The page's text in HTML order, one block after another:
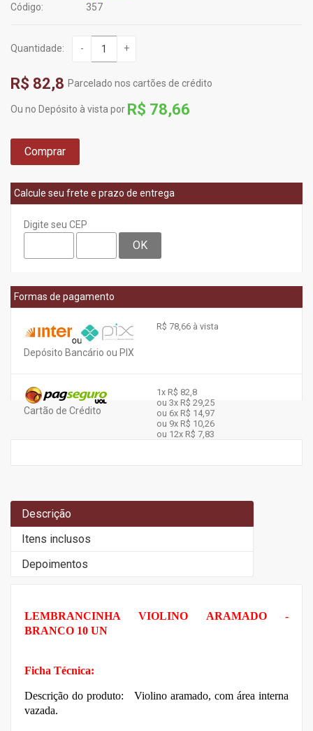
Código:
357
Quantidade: - +
R$ 82,8 Parcelado nos cartões de crédito
Ou no Depósito à vista por R$ 78,66
Comprar
Calcule seu frete e prazo de entrega
Digite seu CEP
OK
Formas de pagamento
Depósito Bancário ou PIX
R$ 78,66 à vista
Cartão de Crédito
1x R$ 82,8
ou 3x R$ 29,25
ou 6x R$ 14,97
ou 9x R$ 10,26
ou 12x R$ 7,83
Descrição
Itens inclusos
Depoimentos
LEMBRANCINHA VIOLINO ARAMADO -
BRANCO 10 UN
Ficha Técnica:
Descrição do produto: Violino aramado, com área interna
vazada.